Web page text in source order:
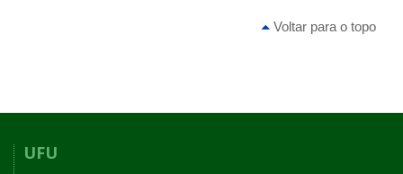
Voltar para o topo
UFU